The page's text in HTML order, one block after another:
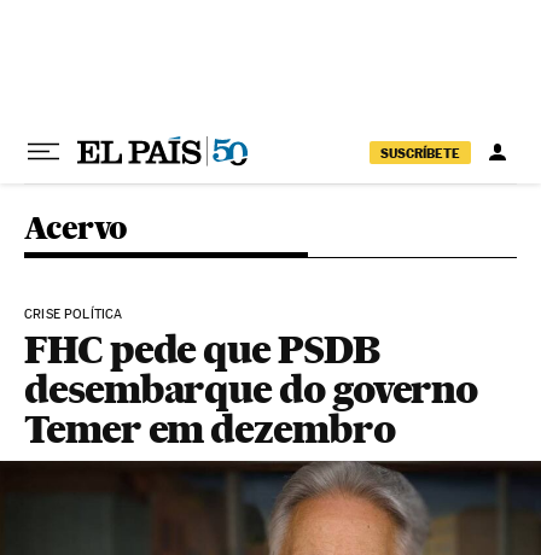
SUSCRÍBETE
Acervo
CRISE POLÍTICA
FHC pede que PSDB
desembarque do governo
Temer em dezembro